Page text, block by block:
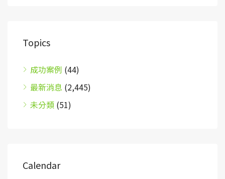
Topics
成功案例 (44)
最新消息 (2,445)
未分類 (51)
Calendar